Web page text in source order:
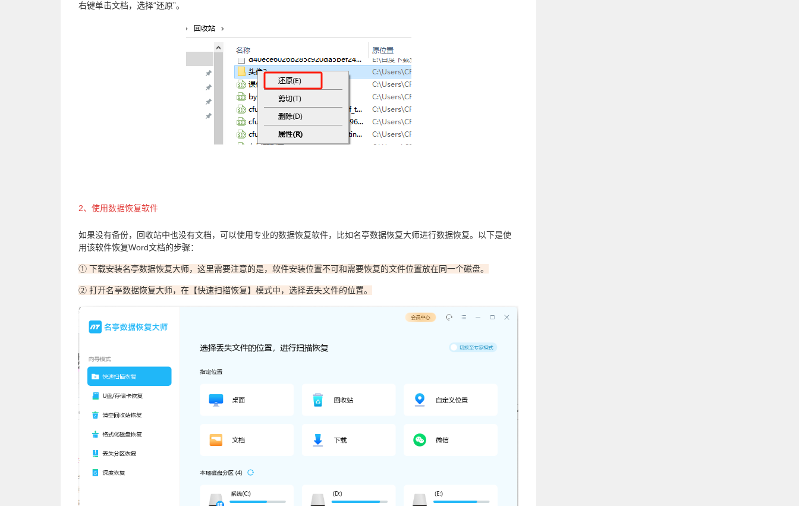
右键单击文档，选择“还原”。
2、使用数据恢复软件
如果没有备份，回收站中也没有文档，可以使用专业的数据恢复软件，比如名亭数据恢复大师进行数据恢复。以下是使
用该软件恢复Word文档的步骤：
① 下载安装名亭数据恢复大师，这里需要注意的是，软件安装位置不可和需要恢复的文件位置放在同一个磁盘。
② 打开名亭数据恢复大师，在【快速扫描恢复】模式中，选择丢失文件的位置。